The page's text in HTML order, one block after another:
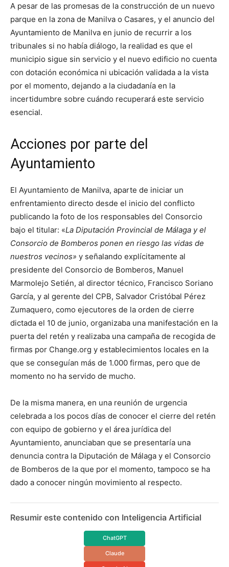
A pesar de las promesas de la construcción de un nuevo
parque en la zona de Manilva o Casares, y el anuncio del
Ayuntamiento de Manilva en junio de recurrir a los
tribunales si no había diálogo, la realidad es que el
municipio sigue sin servicio y el nuevo edificio no cuenta
con dotación económica ni ubicación validada a la vista
por el momento, dejando a la ciudadanía en la
incertidumbre sobre cuándo recuperará este servicio
esencial.
Acciones por parte del
Ayuntamiento
El Ayuntamiento de Manilva, aparte de iniciar un
enfrentamiento directo desde el inicio del conflicto
publicando la foto de los responsables del Consorcio
bajo el titular: «La Diputación Provincial de Málaga y el
Consorcio de Bomberos ponen en riesgo las vidas de
nuestros vecinos» y señalando explícitamente al
presidente del Consorcio de Bomberos, Manuel
Marmolejo Setién, al director técnico, Francisco Soriano
García, y al gerente del CPB, Salvador Cristóbal Pérez
Zumaquero, como ejecutores de la orden de cierre
dictada el 10 de junio, organizaba una manifestación en la
puerta del retén y realizaba una campaña de recogida de
firmas por Change.org y establecimientos locales en la
que se conseguían más de 1.000 firmas, pero que de
momento no ha servido de mucho.
De la misma manera, en una reunión de urgencia
celebrada a los pocos días de conocer el cierre del retén
con equipo de gobierno y el área jurídica del
Ayuntamiento, anunciaban que se presentaría una
denuncia contra la Diputación de Málaga y el Consorcio
de Bomberos de la que por el momento, tampoco se ha
dado a conocer ningún movimiento al respecto.
Resumir este contenido con Inteligencia Artificial
ChatGPT
Claude